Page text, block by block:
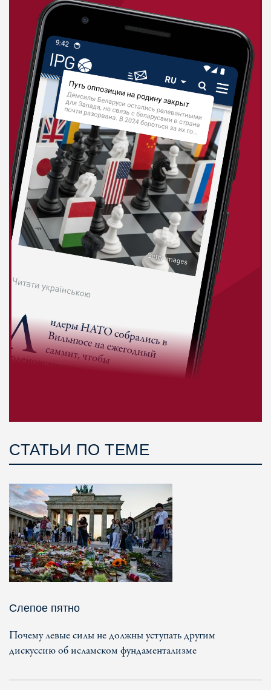
СТАТЬИ ПО ТЕМЕ
Слепое пятно
Почему левые силы не должны уступать другим
дискуссию об исламском фундаментализме